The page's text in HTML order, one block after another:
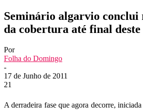
Seminário algarvio conclui
da cobertura até final deste
Por
Folha do Domingo
-
17 de Junho de 2011
21
A derradeira fase que agora decorre, iniciada